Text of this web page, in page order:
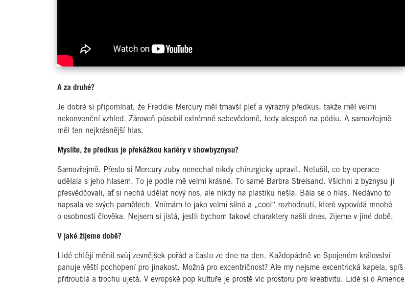
A za druhé?
Je dobré si připomínat, že Freddie Mercury měl tmavší pleť a výrazný předkus, takže měl velmi
nekonvenční vzhled. Zároveň působil extrémně sebevědomě, tedy alespoň na pódiu. A samozřejmě
měl ten nejkrásnější hlas.
Myslíte, že předkus je překážkou kariéry v showbyznysu?
Samozřejmě. Přesto si Mercury zuby nenechal nikdy chirurgicky upravit. Netušil, co by operace
udělala s jeho hlasem. To je podle mě velmi krásné. To samé Barbra Streisand. Všichni z byznysu ji
přesvědčovali, ať si nechá udělat nový nos, ale nikdy na plastiku nešla. Bála se o hlas. Nedávno to
napsala ve svých pamětech. Vnímám to jako velmi silné a „cool“ rozhodnutí, které vypovídá mnohé
o osobnosti člověka. Nejsem si jistá, jestli bychom takové charaktery našli dnes, žijeme v jiné době.
V jaké žijeme době?
Lidé chtějí měnit svůj zevnějšek pořád a často ze dne na den. Každopádně ve Spojeném království
panuje věští pochopení pro jinakost. Možná pro excentričnost? Ale my nejsme excentrická kapela, spíš
přitroublá a trochu ujetá. V evropské pop kultuře je prostě víc prostoru pro kreativitu. Lidé si o Americe